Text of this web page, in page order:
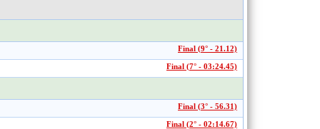
Final (9° - 21.12)
Final (7° - 03:24.45)
Final (3° - 56.31)
Final (2° - 02:14.67)